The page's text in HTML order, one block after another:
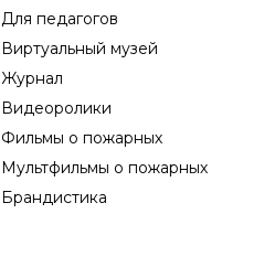
Для педагогов
Виртуальный музей
Журнал
Видеоролики
Фильмы о пожарных
Мультфильмы о пожарных
Брандистика